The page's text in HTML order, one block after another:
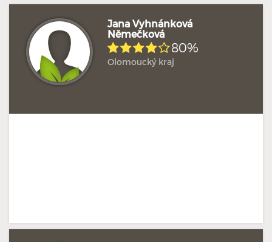
Jana Vyhnánková
Němečková
80%
Olomoucký kraj
Doposud žádné hodnocení Profil terapeuta